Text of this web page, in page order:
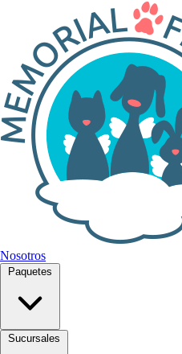
Nosotros
Paquetes
Sucursales